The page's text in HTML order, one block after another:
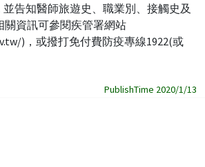
告知醫師旅遊史、職業別、接觸史及
關資訊可參閱疾管署網站
)，或撥打免付費防疫專線1922(或
PublishTime 2020/1/13